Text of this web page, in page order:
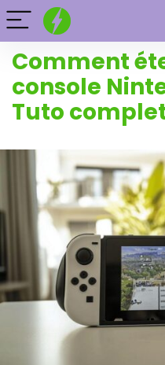
Comment
console
Tuto